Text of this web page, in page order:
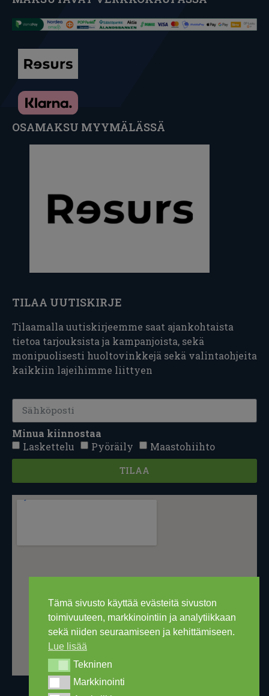
Tämä sivusto käyttää evästeitä sivuston
toimivuuteen, markkinointiin ja analytiikkaan
sekä niiden seuraamiseen ja kehittämiseen.
Lue lisää
TekninenTekninen
MarkkinointiMarkkinointi
OSAMAKSU MYYMÄLÄSSÄ
TILAA UUTISKIRJE
Tilaamalla uutiskirjeemme saat ajankohtaista
tietoa tarjouksista ja kampanjoista, sekä
monipuolisesti huoltovinkkejä sekä valintaohjeita
kaikkiin lajeihimme liittyen
Minua kiinnostaa
Laskettelu
Pyöräily Maastohiihto
TILAA